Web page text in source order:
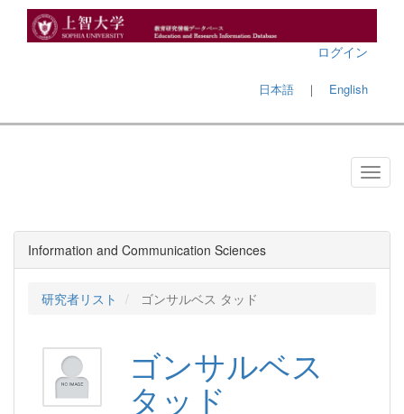
ログイン
日本語 ｜ English
Information and Communication Sciences
研究者リスト ゴンサルベス タッド
ゴンサルベス
タッド